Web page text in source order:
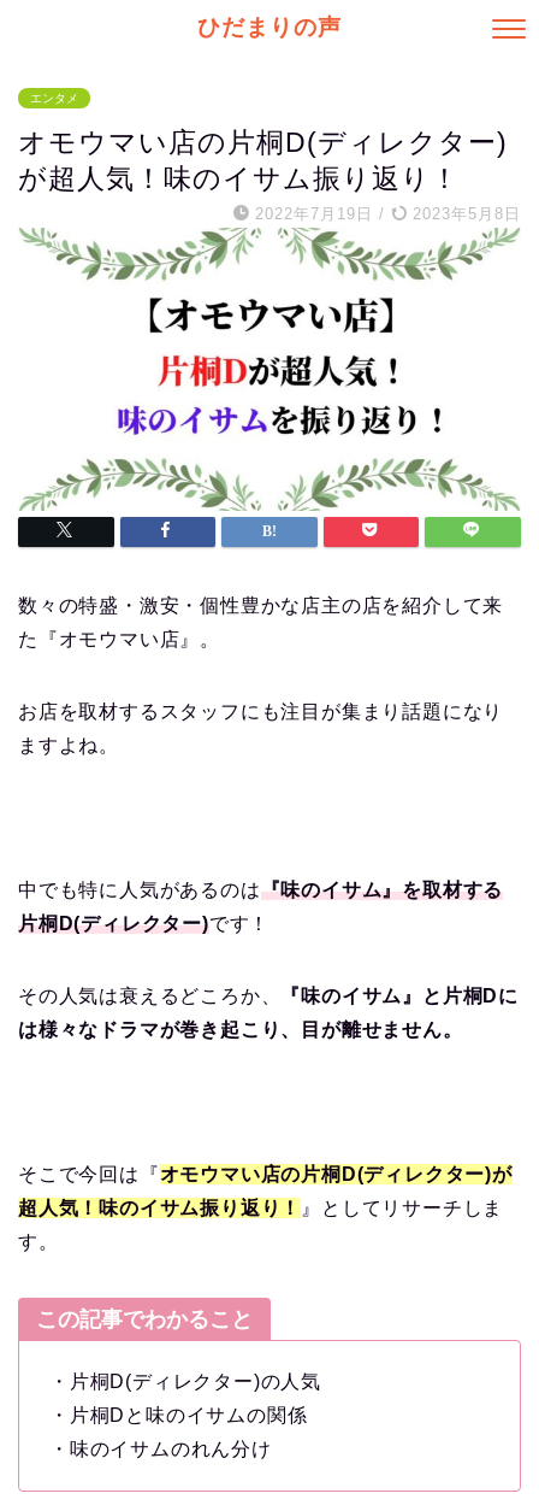
ひだまりの声
エンタメ
オモウマい店の片桐D(ディレクター)
が超人気！味のイサム振り返り！
2022年7月19日 / 2023年5月8日
数々の特盛・激安・個性豊かな店主の店を紹介して来
た『オモウマい店』。
お店を取材するスタッフにも注目が集まり話題になり
ますよね。
中でも特に人気があるのは『味のイサム』を取材する
片桐D(ディレクター)です！
その人気は衰えるどころか、
『味のイサム』と片桐Dに
は様々なドラマが巻き起こり、目が離せません。
そこで今回は『オモウマい店の片桐D(ディレクター)が
超人気！味のイサム振り返り！
』としてリサーチしま
す。
この記事でわかること
・片桐D(ディレクター)の人気
・片桐Dと味のイサムの関係
・味のイサムのれん分け